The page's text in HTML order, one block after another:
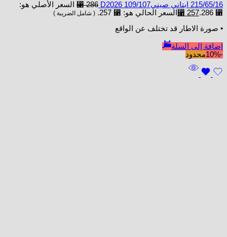
215/65/16 ابتاني صينيD2026 109/107 ⃁286
السعر الأصلي هو:
⃁ 286.
⃁ 257 السعر الحالي هو: ⃁ 257. ( شامل الضريبة )
• صورة الاطار قد تختلف عن الواقع
إضافة إلى السلة
-10%
محدود